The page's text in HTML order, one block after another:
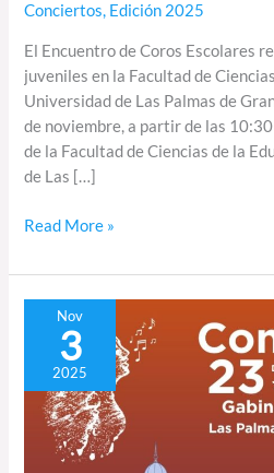
Conciertos, Edición 2025
El Encuentro de Coros Escolares
juveniles en la Facultad de
Universidad de Las Palmas de
de noviembre, a partir de las
de la Facultad de Ciencias de la
de Las […]
Read More »
Nov
3
2025
Concierto
clausura
Festival